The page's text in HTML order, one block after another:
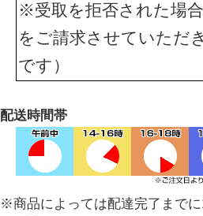
※受取を拒否された場
をご請求させていただ
です）
配送時間帯
※商品によっては配達完了まで